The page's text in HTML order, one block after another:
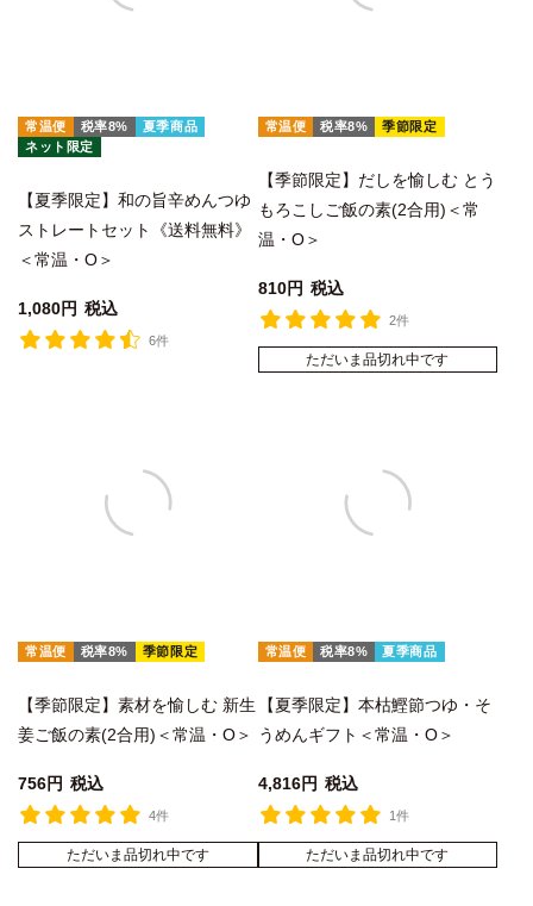
常温便 税率8%
夏季商品
ネット限定
【夏季限定】和の旨辛めんつゆ
ストレートセット《送料無料》
＜常温・O＞
1,080 税込
6件
常温便 税率8% 季節限定
【季節限定】だしを愉しむ とう
もろこしご飯の素(2合用)＜常
温・O＞
810 税込
2件
ただいま品切れ中です
常温便 税率8% 季節限定
【季節限定】素材を愉しむ 新生
姜ご飯の素(2合用)＜常温・O＞
756 税込
4件
ただいま品切れ中です
常温便 税率8% 夏季商品
【夏季限定】本枯鰹節つゆ・そ
うめんギフト＜常温・O＞
4,816 税込
1件
ただいま品切れ中です